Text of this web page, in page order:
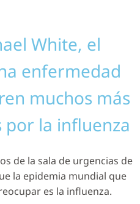
White, el
enfermedad
muchos más
por la influenza
de la sala de urgencias de
la epidemia mundial que
es la influenza.